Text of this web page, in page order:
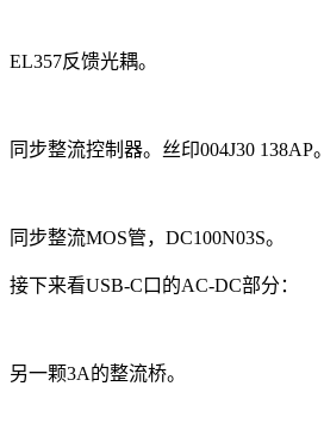
EL357反馈光耦。
同步整流控制器。丝印004J30 138AP。
同步整流MOS管，DC100N03S。
接下来看USB-C口的AC-DC部分：
另一颗3A的整流桥。